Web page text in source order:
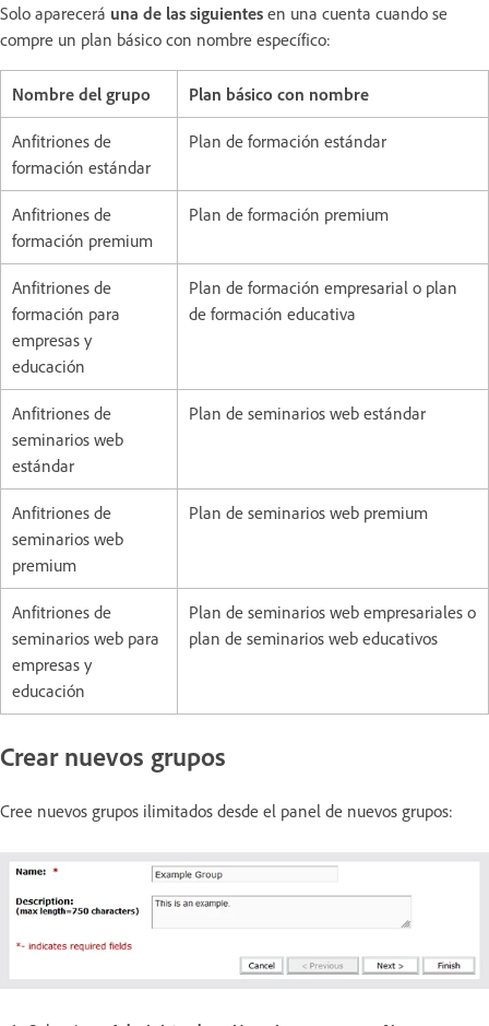
Solo aparecerá una de las siguientes en una cuenta cuando se
compre un plan básico con nombre específico:
Nombre del grupo Plan básico con nombre
Anfitriones de
formación estándar
Plan de formación estándar
Anfitriones de
formación premium
Plan de formación premium
Anfitriones de
formación para
empresas y
educación
Plan de formación empresarial o plan
de formación educativa
Anfitriones de
seminarios web
estándar
Plan de seminarios web estándar
Anfitriones de
seminarios web
premium
Plan de seminarios web premium
Anfitriones de
seminarios web para
empresas y
educación
Plan de seminarios web empresariales o
plan de seminarios web educativos
Crear nuevos grupos
Cree nuevos grupos ilimitados desde el panel de nuevos grupos: